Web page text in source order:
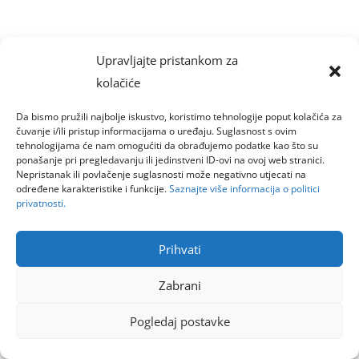
Upravljajte pristankom za
kolačiće
Da bismo pružili najbolje iskustvo, koristimo tehnologije poput kolačića za
čuvanje i/ili pristup informacijama o uređaju. Suglasnost s ovim
tehnologijama će nam omogućiti da obrađujemo podatke kao što su
ponašanje pri pregledavanju ili jedinstveni ID-ovi na ovoj web stranici.
Nepristanak ili povlačenje suglasnosti može negativno utjecati na
određene karakteristike i funkcije.Saznajte više informacija o politici
privatnosti.
Prihvati
Zabrani
Pogledaj postavke